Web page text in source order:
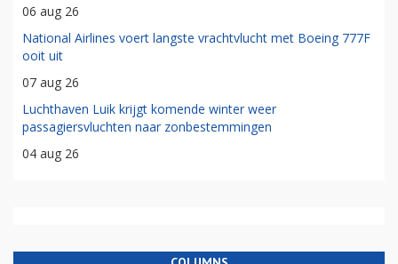
06 aug 26
National Airlines voert langste vrachtvlucht met Boeing 777F
ooit uit
07 aug 26
Luchthaven Luik krijgt komende winter weer
passagiersvluchten naar zonbestemmingen
04 aug 26